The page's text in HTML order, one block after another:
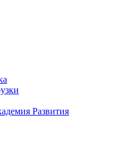
Развития